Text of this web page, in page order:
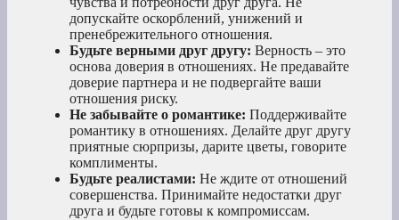
допускайте оскорблений, унижений и
пренебрежительного отношения.
Будьте верными друг другу: Верность – это
основа доверия в отношениях. Не предавайте
доверие партнера и не подвергайте ваши
отношения риску.
Не забывайте о романтике: Поддерживайте
романтику в отношениях. Делайте друг другу
приятные сюрпризы, дарите цветы, говорите
комплименты.
Будьте реалистами: Не ждите от отношений
совершенства. Принимайте недостатки друг
друга и будьте готовы к компромиссам.